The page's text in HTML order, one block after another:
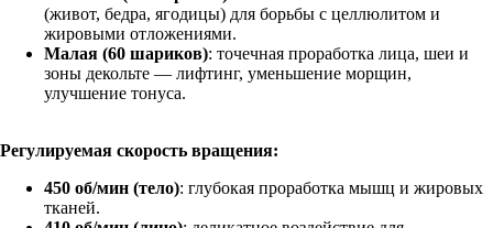
(живот, бедра, ягодицы) для борьбы с целлюлитом и
жировыми отложениями.
Малая (60 шариков): точечная проработка лица, шеи и
зоны декольте — лифтинг, уменьшение морщин,
улучшение тонуса.
Регулируемая скорость вращения:
450 об/мин (тело): глубокая проработка мышц и жировых
тканей.